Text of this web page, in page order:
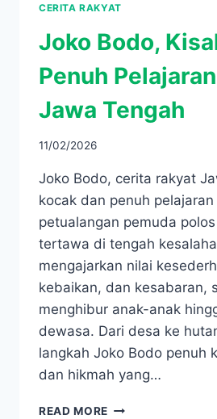
CERITA RAKYAT
Joko Bodo,
Penuh
Jawa Tengah
11/02/2026
Joko Bodo, cerita rakyat
kocak dan penuh
petualangan pemuda
tertawa di tengah
mengajarkan nilai
kebaikan, dan kesabaran,
menghibur anak-anak
dewasa. Dari desa ke
langkah Joko Bodo penuh
dan hikmah yang…
READ MORE JOKO